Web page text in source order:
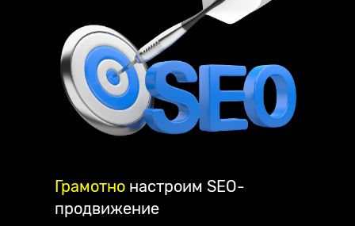
Грамотно настроим SEO-
продвижение